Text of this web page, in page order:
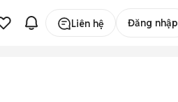
Liên hệ Đăng nhập